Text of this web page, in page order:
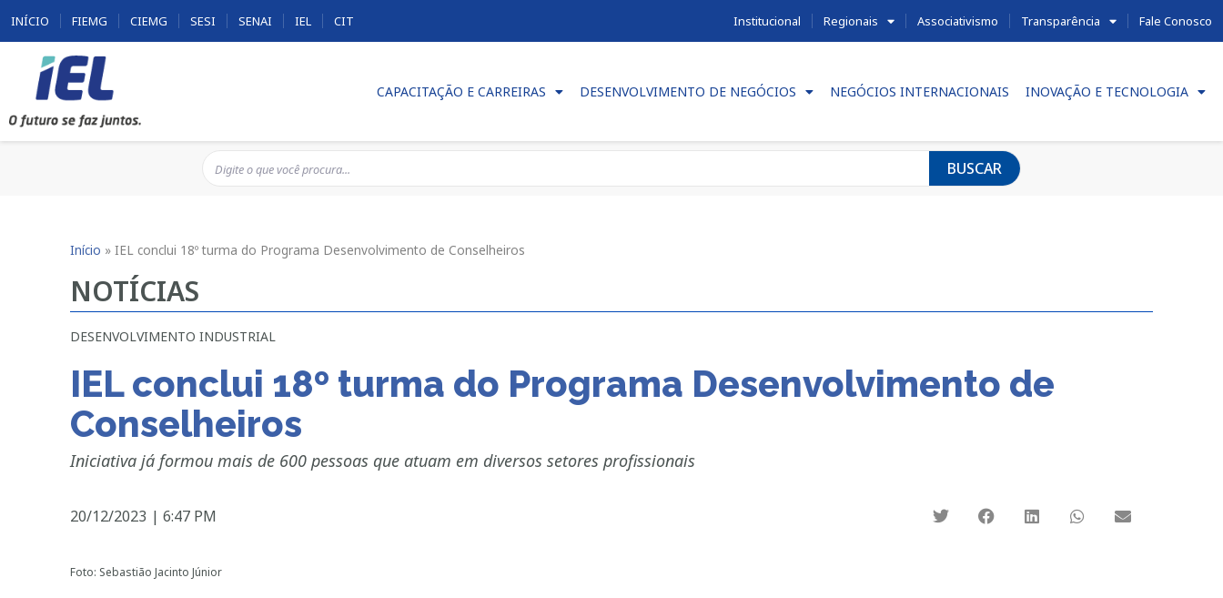
INÍCIO FIEMG CIEMG SESI SENAI IEL CIT Institucional Regionais Associativismo Transparência Fale Conosco
CAPACITAÇÃO E CARREIRAS DESENVOLVIMENTO DE NEGÓCIOS NEGÓCIOS INTERNACIONAIS INOVAÇÃO E TECNOLOGIA
BUSCAR
Início »IEL conclui 18º turma do Programa Desenvolvimento de Conselheiros
NOTÍCIAS
DESENVOLVIMENTO INDUSTRIAL
IEL conclui 18º turma do Programa Desenvolvimento de
Conselheiros
Iniciativa já formou mais de 600 pessoas que atuam em diversos setores profissionais
20/12/2023 | 6:47 PM
Foto: Sebastião Jacinto Júnior